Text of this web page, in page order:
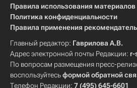
Правила использования материалов
Политика конфиденциальности
Правила применения
Главный редактор: Гаврилова А.В.
Адрес электронной почты Редакции: r-
По вопросам размещения пресс-
воспользуйтесьформой обратной
Телефон Редакции: 7 (495) 645-6601